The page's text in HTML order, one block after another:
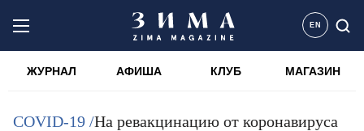
EN
ЖУРНАЛ АФИША КЛУБ МАГАЗИН
COVID-19 /На ревакцинацию от коронавируса